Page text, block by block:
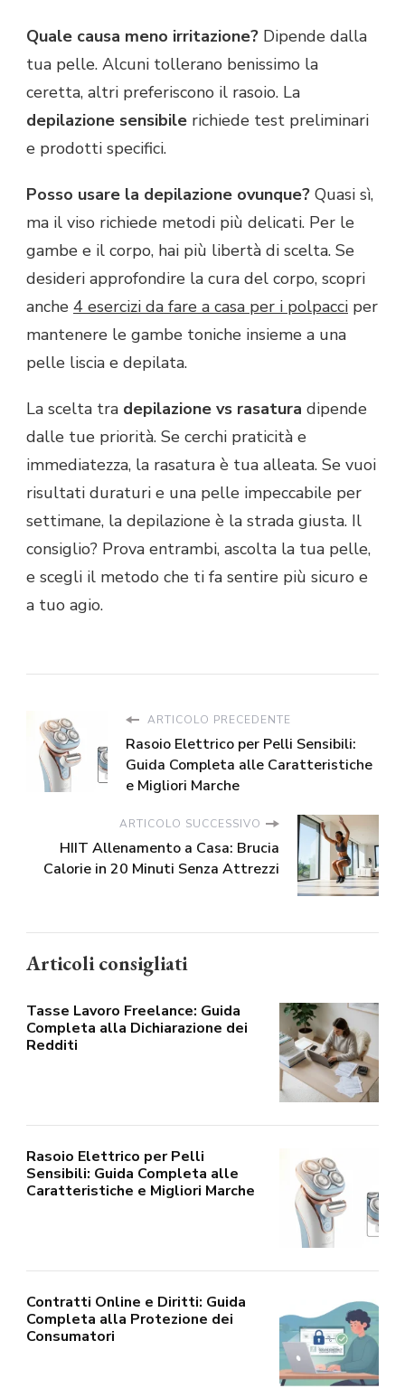
Quale causa meno irritazione? Dipende dalla
tua pelle. Alcuni tollerano benissimo la
ceretta, altri preferiscono il rasoio. La
depilazione sensibile richiede test preliminari
e prodotti specifici.
Posso usare la depilazione ovunque? Quasi sì,
ma il viso richiede metodi più delicati. Per le
gambe e il corpo, hai più libertà di scelta. Se
desideri approfondire la cura del corpo, scopri
anche 4 esercizi da fare a casa per i polpacci per
mantenere le gambe toniche insieme a una
pelle liscia e depilata.
La scelta tra depilazione vs rasatura dipende
dalle tue priorità. Se cerchi praticità e
immediatezza, la rasatura è tua alleata. Se vuoi
risultati duraturi e una pelle impeccabile per
settimane, la depilazione è la strada giusta. Il
consiglio? Prova entrambi, ascolta la tua pelle,
e scegli il metodo che ti fa sentire più sicuro e
a tuo agio.
ARTICOLO PRECEDENTE
Rasoio Elettrico per Pelli Sensibili:
Guida Completa alle Caratteristiche
e Migliori Marche
ARTICOLO SUCCESSIVO
HIIT Allenamento a Casa: Brucia
Calorie in 20 Minuti Senza Attrezzi
Articoli consigliati
Tasse Lavoro Freelance: Guida
Completa alla Dichiarazione dei
Redditi
Rasoio Elettrico per Pelli
Sensibili: Guida Completa alle
Caratteristiche e Migliori Marche
Contratti Online e Diritti: Guida
Completa alla Protezione dei
Consumatori